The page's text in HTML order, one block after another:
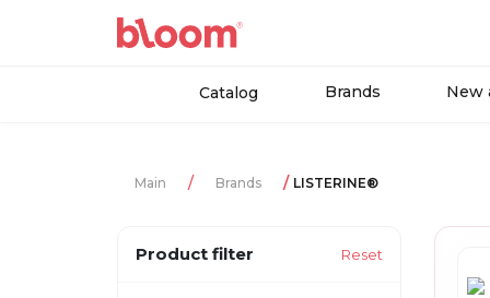
Catalog Brands New
Main Brands LISTERINE®
Product filter Reset